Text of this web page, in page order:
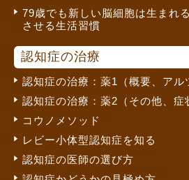
79歳でも新しい脳細胞は生まれ
させる生活習慣
認知症の治療
認知症の治療：薬1（概要、アル
認知症の治療：薬2（その他、症
コウノメソッド
レビー小体型認知症を知る
認知症の医師の選び方